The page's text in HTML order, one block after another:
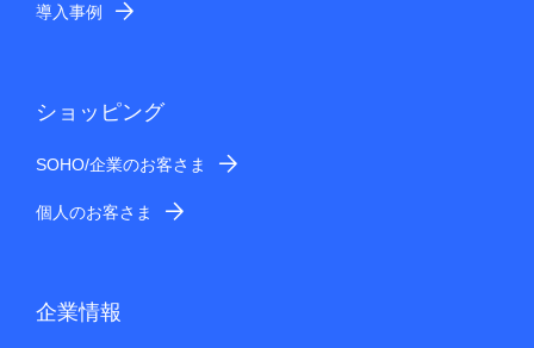
導入事例
ショッピング
SOHO/企業のお客さま
個人のお客さま
企業情報